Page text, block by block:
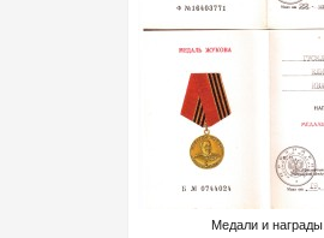
Медали и награды.